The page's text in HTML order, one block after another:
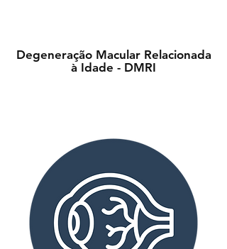
Degeneração Macular Relacionada
à Idade - DMRI